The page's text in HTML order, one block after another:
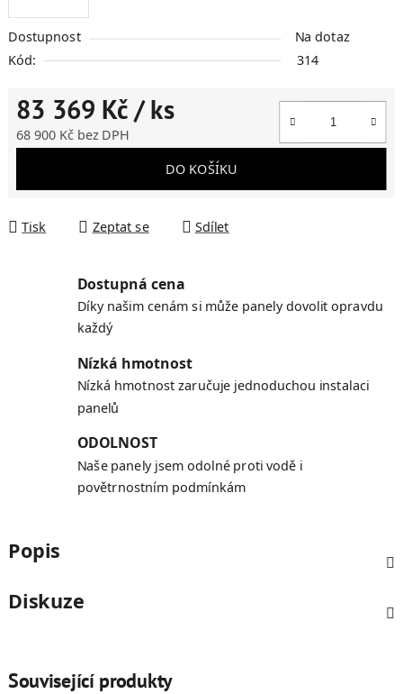
Dostupnost Na dotaz
Kód: 314
83 369 Kč/ ks
68 900 Kč bez DPH
DO KOŠÍKU
Tisk Zeptat se Sdílet
Dostupná cena
Díky našim cenám si může panely dovolit opravdu
každý
Nízká hmotnost
Nízká hmotnost zaručuje jednoduchou instalaci
panelů
ODOLNOST
Naše panely jsem odolné proti vodě i
povětrnostním podmínkám
Popis
Diskuze
Související produkty